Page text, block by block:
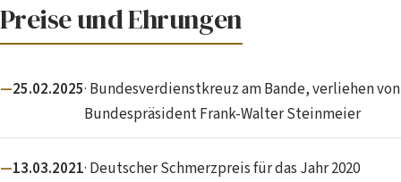
Preise und Ehrungen
25.02.2025· Bundesverdienstkreuz am Bande, verliehen von
Bundespräsident Frank-Walter Steinmeier
13.03.2021· Deutscher Schmerzpreis für das Jahr 2020